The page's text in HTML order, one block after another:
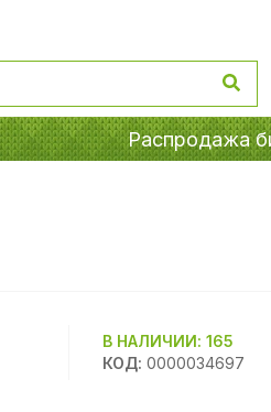
Распродажа
В НАЛИЧИИ:165
КОД: 0000034697